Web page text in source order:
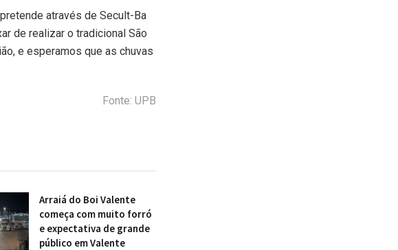
através de Secult-Ba
de realizar o tradicional São
e esperamos que as chuvas
Fonte: UPB
Arraiá do Boi Valente
começa com muito forró
e expectativa de grande
público em Valente